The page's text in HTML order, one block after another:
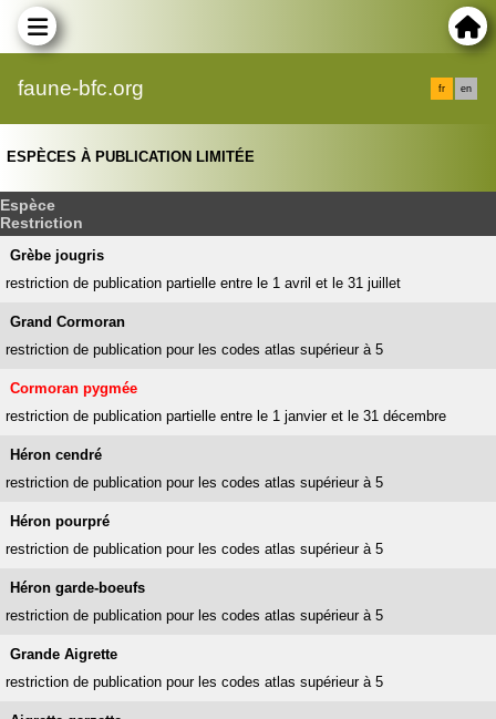
faune-bfc.org fr en
ESPÈCES À PUBLICATION LIMITÉE
Espèce
Restriction
Grèbe jougris
restriction de publication partielle entre le 1 avril et le 31 juillet
Grand Cormoran
restriction de publication pour les codes atlas supérieur à 5
Cormoran pygmée
restriction de publication partielle entre le 1 janvier et le 31 décembre
Héron cendré
restriction de publication pour les codes atlas supérieur à 5
Héron pourpré
restriction de publication pour les codes atlas supérieur à 5
Héron garde-boeufs
restriction de publication pour les codes atlas supérieur à 5
Grande Aigrette
restriction de publication pour les codes atlas supérieur à 5